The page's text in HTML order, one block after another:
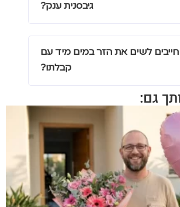
גם:
גיבסנית ענק?
לשים את הזר במים מיד עם
קבלתו?